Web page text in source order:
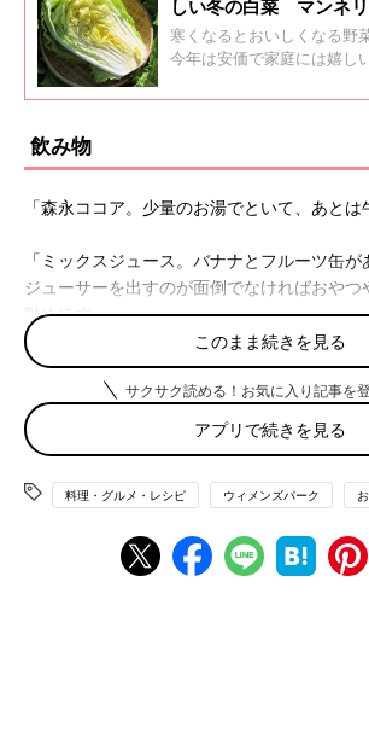
しい冬の白菜 マンネ
のおすすめレシピ
寒くなるとおいしくなる野
今年は安価で家庭には嬉し
むことも。そこで、クチコ
んにおいしい白菜レシピを
飲み物
「森永ココア。少量のお湯でといて、あとは
「ミックスジュース。バナナとフルーツ缶が
ジューサーを出すのが面倒でなければおやつ
勧めです」
「夏でも冬でも週に買う本数は同じです。夏
入れたり、子どもがそのまま飲んだりで簡単
はホットコーヒーに入れたり、子供がココア
なしのオール牛乳でココア作ってます」
「ロイヤルミルクティ作ることがあります。
このまま続きを見る
サクサク読める！お気に入り記事を
アプリで続きを見る
料理・グルメ・レシピ ウィメンズパーク